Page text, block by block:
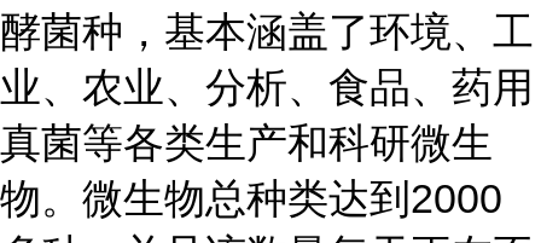
酵菌种，基本涵盖了环境、工
业、农业、分析、食品、药用
真菌等各类生产和科研微生
物。微生物总种类达到2000